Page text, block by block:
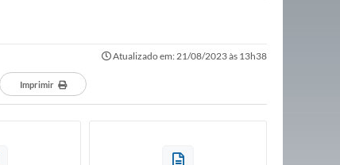
Atualizado em: 21/08/2023 às 13h38
Imprimir